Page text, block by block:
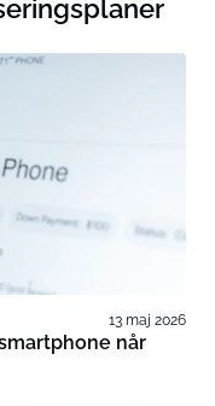
13 maj 2026
når